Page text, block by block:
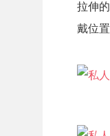
拉伸
戴位